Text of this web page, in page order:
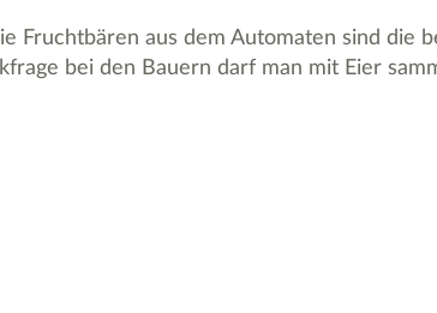
aus dem Automaten sind die
bei den Bauern darf man mit Eier